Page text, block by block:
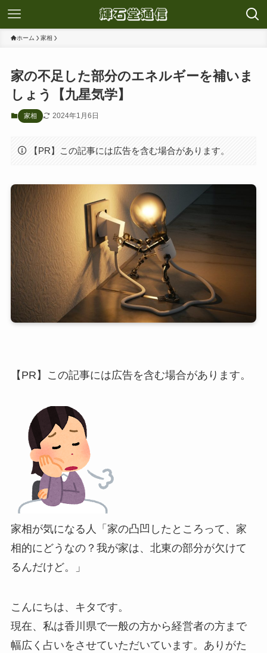
ホーム 家相
家の不足した部分のエネルギーを補いま
しょう【九星気学】
家相 2024年1月6日
【PR】この記事には広告を含む場合があります。
【PR】この記事には広告を含む場合があります。
家相が気になる人
「家の凸凹したところって、家
相的にどうなの？我が家は、北東の部分が欠けて
るんだけど。」
こんにちは、キタです。
現在、私は香川県で一般の方から経営者の方まで
幅広く占いをさせていただいています。ありがた